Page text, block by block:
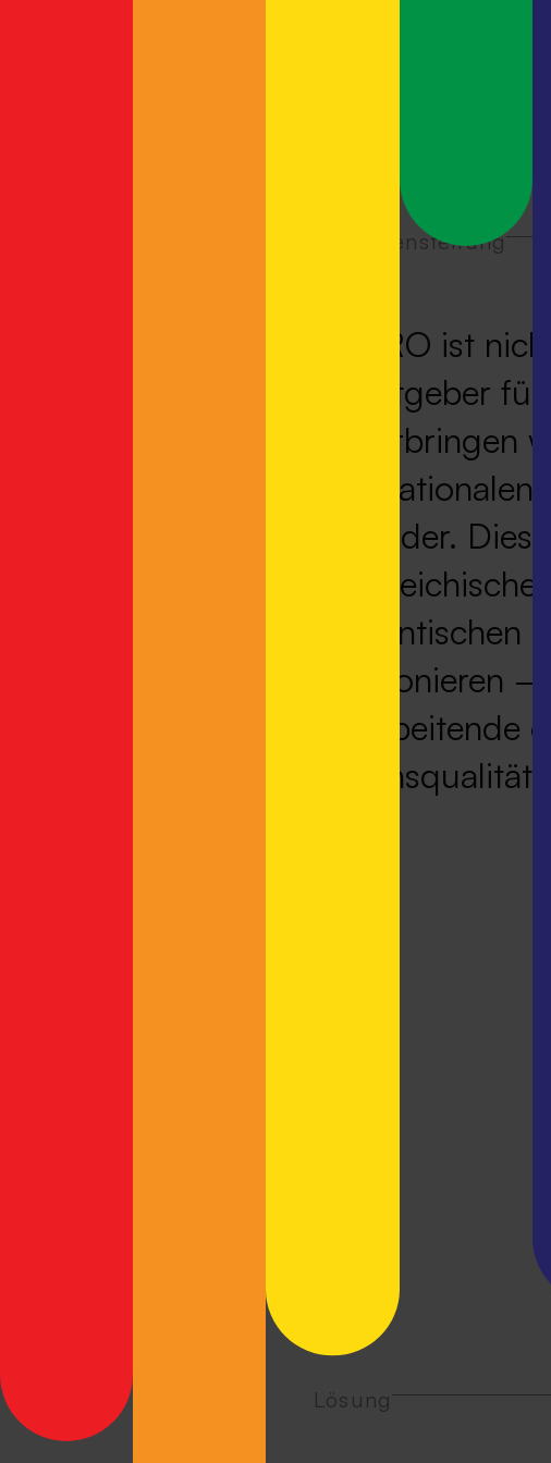
Aufgabenstellung
METRO ist
Arbeitgeber
weiterbringen
M“ wider.
positionieren
Mitarbeitende
Lebensqualität
Lösung